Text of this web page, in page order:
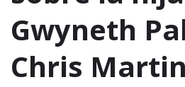
Gwyneth
Chris Martin